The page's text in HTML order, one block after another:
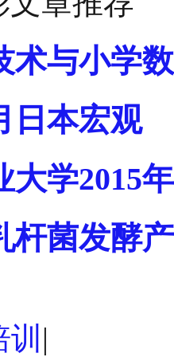
术与小学
日本宏观
大学2015年
杆菌发酵
|